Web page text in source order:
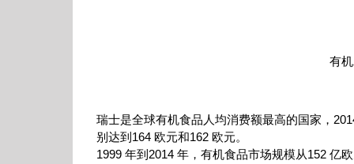
有
瑞士是全球有机食品人均消费额最高的国家，
别达到164 欧元和162 欧元。
1999 年到2014 年，有机食品市场规模从152 亿